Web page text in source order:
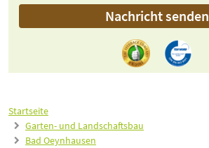
Startseite
Garten- und Landschaftsbau
Bad Oeynhausen
Nachricht senden